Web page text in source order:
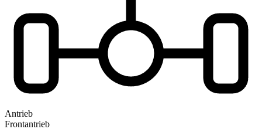
Antrieb
Frontantrieb